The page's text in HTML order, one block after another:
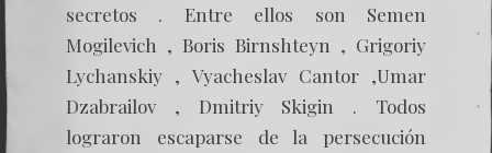
secretos . Entre ellos son Semen
Mogilevich , Boris Birnshteyn , Grigoriy
Lychanskiy , Vyacheslav Cantor ,Umar
Dzabrailov , Dmitriy Skigin . Todos
lograron escaparse de la persecución